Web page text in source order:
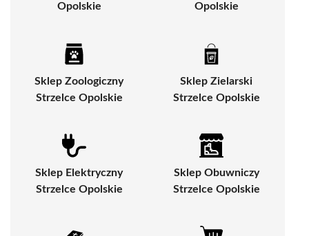
Opolskie
Opolskie
Sklep Zoologiczny
Strzelce Opolskie
Sklep Zielarski
Strzelce Opolskie
Sklep Elektryczny
Strzelce Opolskie
Sklep Obuwniczy
Strzelce Opolskie